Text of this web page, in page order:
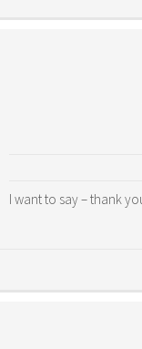
I want to say – thank